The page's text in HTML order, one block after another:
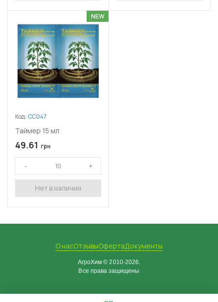
NEW
Код: СС047
Таймер 15 мл
49.61 грн
Нет в наличии
О насОтзывыОфертаДокументы
АгроХим © 2010-2026.
Все права защищены